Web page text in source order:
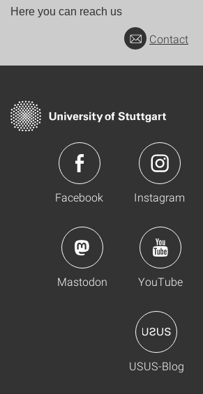
Here you can reach us
Contact
Facebook Instagram
Mastodon YouTube
USUS-Blog